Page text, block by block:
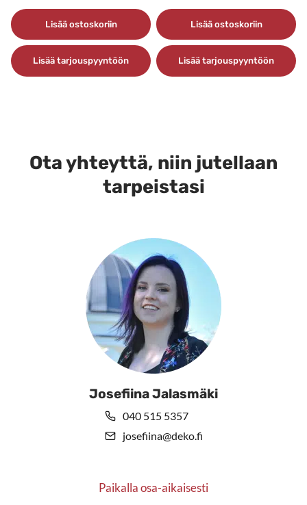
Lisää ostoskoriin
Lisää tarjouspyyntöön
Lisää ostoskoriin
Lisää tarjouspyyntöön
Ota yhteyttä, niin jutellaan
tarpeistasi
Josefiina Jalasmäki
040 515 5357
josefiina@deko.fi
Paikalla osa-aikaisesti